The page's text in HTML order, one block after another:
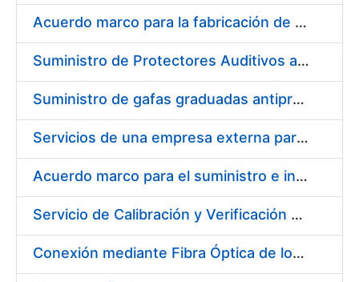
Acuerdo marco para la fabricación de piezas
Suministro de Protectores Auditivos a medida para las personas trabajadoras de los Centros de Trabajo de Madrid y Burgos
Suministro de gafas graduadas antiproyecciones para los trabajadores de la FNMT-RCM en los centros de trabajo de Madrid y Burgos
Servicios de una empresa externa para el asesoramiento y resolución de los recursos de alzada que se presentan relacionados con procesos de selección para la FNMT-RCM
Acuerdo marco para el suministro e instalación de persianas, estores y otros complementos
Servicio de Calibración y Verificación Externa de los Equipos de Medición del Servicio de Prevención de la FNMT-RCM
Conexión mediante Fibra Óptica de los Centros de Proceso de Datos (CPDs) de las sedes de la FNMT-RCM de Burgos y Madrid